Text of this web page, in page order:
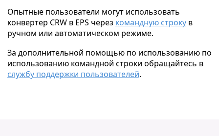
Опытные пользователи могут использовать
конвертер CRW в EPS через командную строку в
ручном или автоматическом режиме.
За дополнительной помощью по использованию по
использованию командной строки обращайтесь в
службу поддержки пользователей.